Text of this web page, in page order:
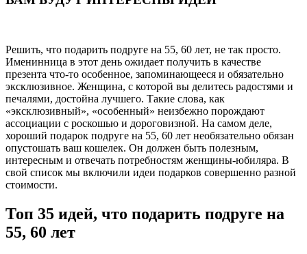
Решить, что подарить подруге на 55, 60 лет, не так просто.
Именинница в этот день ожидает получить в качестве
презента что-то особенное, запоминающееся и обязательно
эксклюзивное. Женщина, с которой вы делитесь радостями и
печалями, достойна лучшего. Такие слова, как
«эксклюзивный», «особенный» неизбежно порождают
ассоциации с роскошью и дороговизной. На самом деле,
хороший подарок подруге на 55, 60 лет необязательно обязан
опустошать ваш кошелек. Он должен быть полезным,
интересным и отвечать потребностям женщины-юбиляра. В
свой список мы включили идеи подарков совершенно разной
стоимости.
Топ 35 идей, что подарить подруге на
55, 60 лет